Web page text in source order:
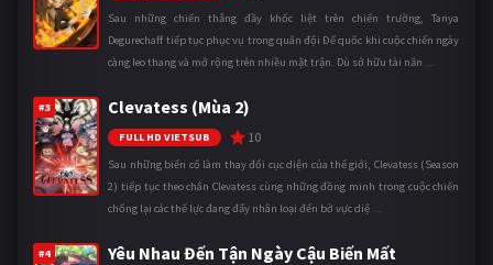
Sau những chiến thắng đầy khốc liệt trên chiến trường, Tanya
Degurechaff tiếp tục phục vụ trong quân đội Đế quốc khi cuộc chiến ngày
càng leo thang và mở rộng trên nhiều mặt trận. Dù sở hữu tài năn ...
#3 Clevatess (Mùa 2)
FULL HD VIETSUB 10
Sau những biến cố làm thay đổi cục diện của thế giới, Clevatess (Season
2) tiếp tục theo chân Clevatess cùng những đồng minh trong cuộc chiến
chống lại các thế lực đang đẩy nhân loại đến bờ vực diệ ...
#4 Yêu Nhau Đến Tận Ngày Cậu Biến Mất